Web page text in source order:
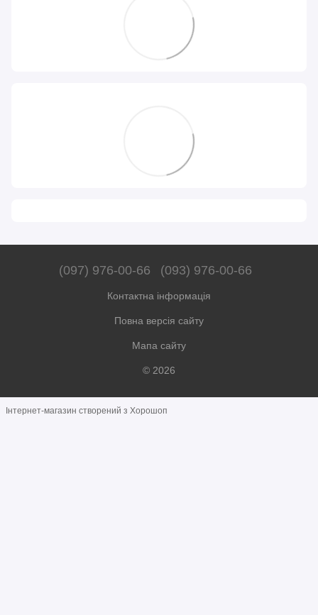
(097) 976-00-66 (093) 976-00-66
Контактна інформація
Повна версія сайту
Мапа сайту
© 2026
Інтернет-магазин створений з Хорошоп